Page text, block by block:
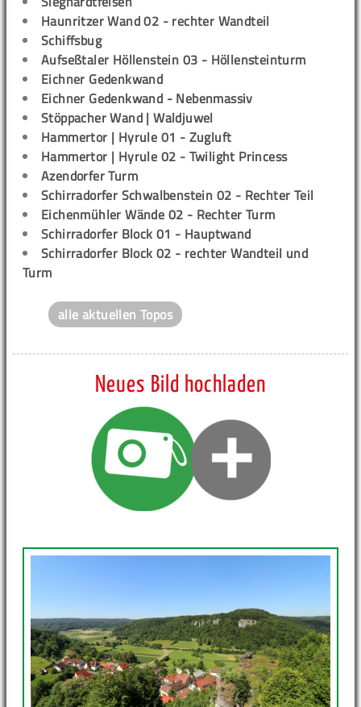
Haunritzer Wand 02 - rechter Wandteil
Schiffsbug
Aufseßtaler Höllenstein 03 - Höllensteinturm
Eichner Gedenkwand
Eichner Gedenkwand - Nebenmassiv
Stöppacher Wand | Waldjuwel
Hammertor | Hyrule 01 - Zugluft
Hammertor | Hyrule 02 - Twilight Princess
Azendorfer Turm
Schirradorfer Schwalbenstein 02 - Rechter Teil
Eichenmühler Wände 02 - Rechter Turm
Schirradorfer Block 01 - Hauptwand
Schirradorfer Block 02 - rechter Wandteil und
Turm
alle aktuellen Topos
Neues Bild hochladen